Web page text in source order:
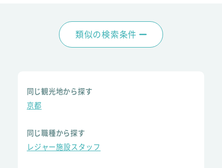
類似の検索条件
同じ観光地から探す
京都
同じ職種から探す
レジャー施設スタッフ